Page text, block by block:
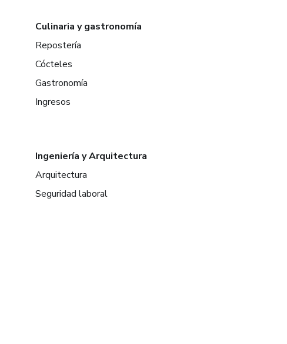
Culinaria y gastronomía
Repostería
Cócteles
Gastronomía
Ingresos
Ingeniería y Arquitectura
Arquitectura
Seguridad laboral